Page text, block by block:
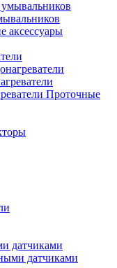
аксессуары
Проточные
датчиками
датчиками